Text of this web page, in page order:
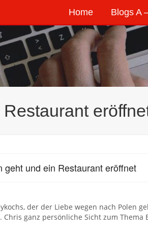
Home Blogs A
geht und ein Restaurant eröffnet
der der Liebe wegen nach Polen
ganz persönliche Sicht zum